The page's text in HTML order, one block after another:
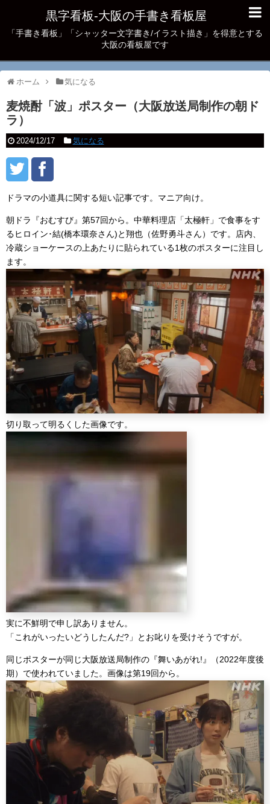
黒字看板‐大阪の手書き看板屋
「手書き看板」「シャッター文字書き/イラスト描き」を得意とする
大阪の看板屋です
ホーム 気になる
麦焼酎「波」ポスター（大阪放送局制作の朝ド
ラ）
2024/12/17 気になる
ドラマの小道具に関する短い記事です。マニア向け。
朝ドラ『おむすび』第57回から。中華料理店「太極軒」で食事をす
るヒロイン･結(橋本環奈さん)と翔也（佐野勇斗さん）です。店内、
冷蔵ショーケースの上あたりに貼られている1枚のポスターに注目し
ます。
切り取って明るくした画像です。
実に不鮮明で申し訳ありません。
「これがいったいどうしたんだ?」とお叱りを受けそうですが。
同じポスターが同じ大阪放送局制作の『舞いあがれ!』（2022年度後
期）で使われていました。画像は第19回から。